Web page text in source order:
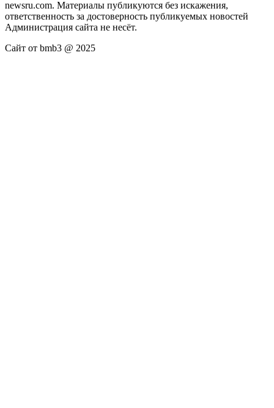
newsru.com. Материалы публикуются без искажения,
ответственность за достоверность публикуемых новостей
Администрация сайта не несёт.
Сайт от bmb3 @ 2025